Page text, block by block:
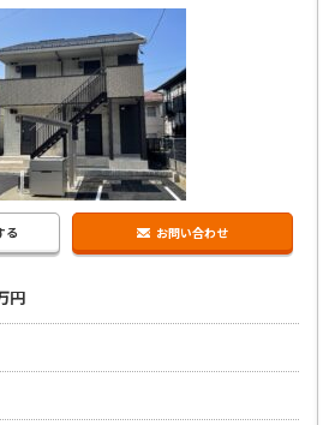
る お問い合わせ
円